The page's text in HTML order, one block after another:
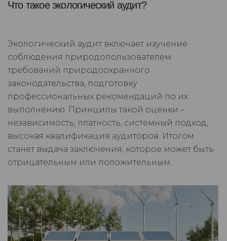
Что такое экологический аудит?
Экологический аудит включает изучение
соблюдения природопользователем
требований природоохранного
законодательства, подготовку
профессиональных рекомендаций по их
выполнению. Принципы такой оценки –
независимость, платность, системный подход,
высокая квалификация аудиторов. Итогом
станет выдача заключения, которое может быть
отрицательным или положительным.